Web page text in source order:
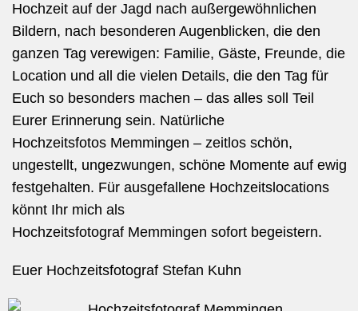
Hochzeit auf der Jagd nach außergewöhnlichen
Bildern, nach besonderen Augenblicken, die den
ganzen Tag verewigen: Familie, Gäste, Freunde, die
Location und all die vielen Details, die den Tag für
Euch so besonders machen – das alles soll Teil
Eurer Erinnerung sein. Natürliche
Hochzeitsfotos Memmingen – zeitlos schön,
ungestellt, ungezwungen, schöne Momente auf ewig
festgehalten. Für ausgefallene Hochzeitslocations
könnt Ihr mich als
Hochzeitsfotograf Memmingen sofort begeistern.
Euer Hochzeitsfotograf Stefan Kuhn